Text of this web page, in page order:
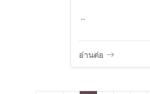
...
อ่านต่อ